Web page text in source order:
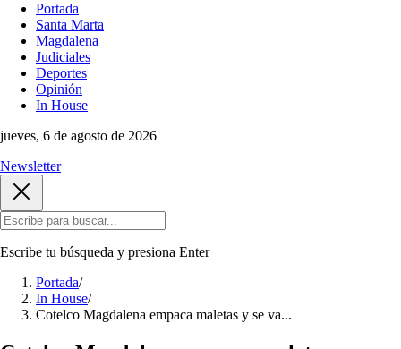
Portada
Santa Marta
Magdalena
Judiciales
Deportes
Opinión
In House
jueves, 6 de agosto de 2026
Newsletter
Escribe tu búsqueda y presiona Enter
Portada/
In House/
Cotelco Magdalena empaca maletas y se va...